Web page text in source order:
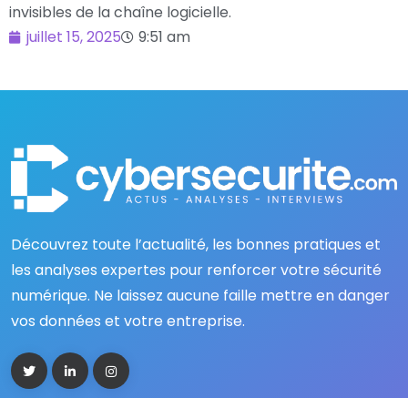
invisibles de la chaîne logicielle.
juillet 15, 2025
9:51 am
Découvrez toute l’actualité, les bonnes pratiques et
les analyses expertes pour renforcer votre sécurité
numérique. Ne laissez aucune faille mettre en danger
vos données et votre entreprise.